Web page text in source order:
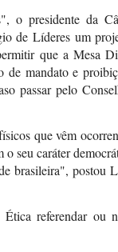
o presidente da
de Líderes um
que a Mesa
de mandato e
passar pelo
que vêm
seu caráter
brasileira", postou
referendar ou